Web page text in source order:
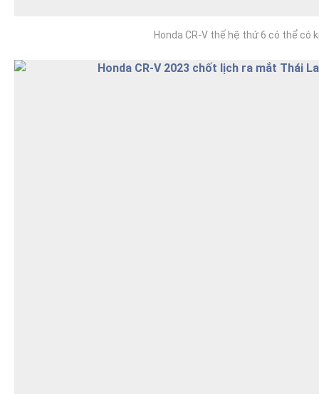
Honda CR-V thế hệ thứ 6 có thể